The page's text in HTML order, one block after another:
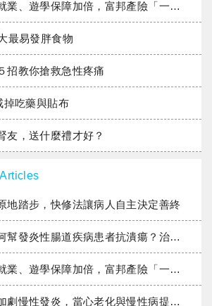
障加倍，富邦產險「一期逐夢」專案加碼遠距醫療與緊急救援
最易發胖食物
招教你搶救急性疼痛
掉吃藥與貼布
友，送什麼禮才好？
地踏步，快修法讓病人自主決定善終
腸道疾病患者抗潰瘍？治療進展與健保給付困境一次看
障加倍，富邦產險「一期逐夢」專案加碼遠距醫療與緊急救援
慢性發炎，當心老化與慢性病提早報到